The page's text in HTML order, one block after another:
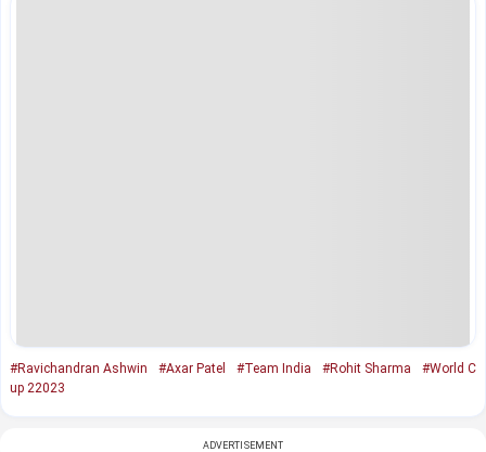
#Ravichandran Ashwin #Axar Patel #Team India #Rohit Sharma
#World C
up 22023
ADVERTISEMENT